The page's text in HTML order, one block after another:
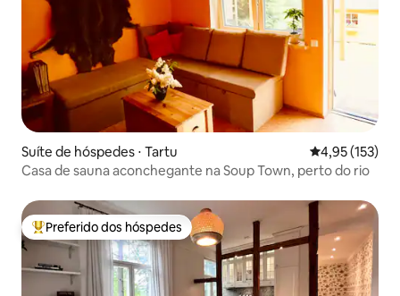
Suíte de hóspedes ⋅ Tartu 4,95 de uma
4,95 (153)
Casa de sauna aconchegante na Soup Town, perto do rio
Entre os melhores preferidos dos hóspedes
Preferido dos hóspedes